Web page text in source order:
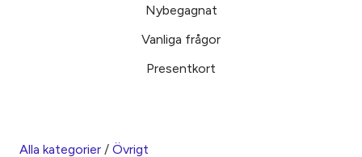
Nybegagnat
Vanliga frågor
Presentkort
Alla kategorier / Övrigt